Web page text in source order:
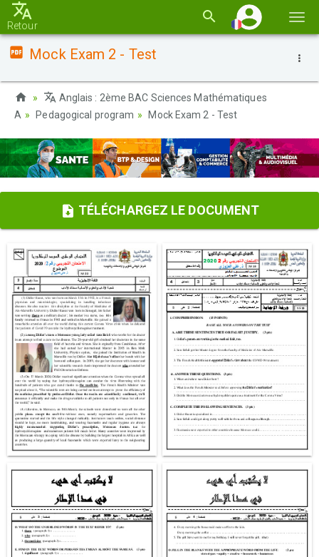
la
Retour
Mock Exam 2 - Test
Anglais : 2ème BAC Sciences Mathématiques
A
Pedagogical program Mock Exam 2 - Test
TÉLÉCHARGEZ LE DOCUMENT